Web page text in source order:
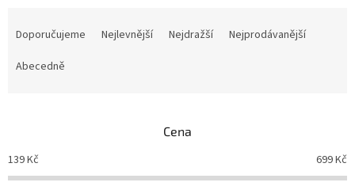
o
d
Doporučujeme Nejlevnější Nejdražší
Nejprodávanější
Abecedně
Cena
139Kč 699Kč